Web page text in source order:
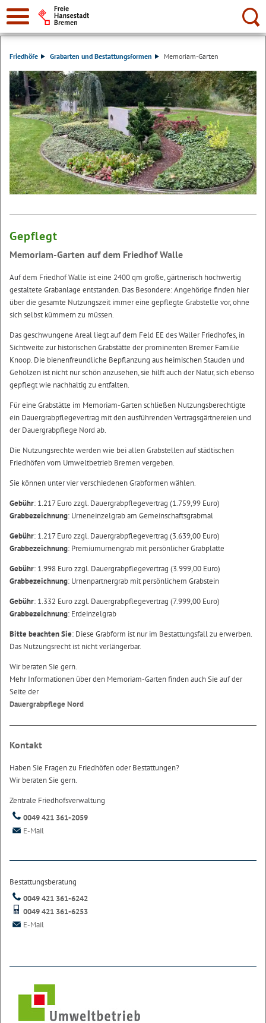
Suche:
Friedhöfe Grabarten und Bestattungsformen Memoriam-Garten
Gepflegt
Memoriam-Garten auf dem Friedhof Walle
Auf dem Friedhof Walle ist eine 2400 qm große, gärtnerisch hochwertig
gestaltete Grabanlage entstanden. Das Besondere: Angehörige finden hier
über die gesamte Nutzungszeit immer eine gepflegte Grabstelle vor, ohne
sich selbst kümmern zu müssen.
Das geschwungene Areal liegt auf dem Feld EE des Waller Friedhofes, in
Sichtweite zur historischen Grabstätte der prominenten Bremer Familie
Knoop. Die bienenfreundliche Bepflanzung aus heimischen Stauden und
Gehölzen ist nicht nur schön anzusehen, sie hilft auch der Natur, sich ebenso
gepflegt wie nachhaltig zu entfalten.
Für eine Grabstätte im Memoriam-Garten schließen Nutzungsberechtigte
ein Dauergrabpflegevertrag mit den ausführenden Vertragsgärtnereien und
der Dauergrabpflege Nord ab.
Die Nutzungsrechte werden wie bei allen Grabstellen auf städtischen
Friedhöfen vom Umweltbetrieb Bremen vergeben.
Sie können unter vier verschiedenen Grabformen wählen.
Gebühr: 1.217 Euro zzgl. Dauergrabpflegevertrag (1.759,99 Euro)
Grabbezeichnung: Urneneinzelgrab am Gemeinschaftsgrabmal
Gebühr: 1.217 Euro zzgl. Dauergrabpflegevertrag (3.639,00 Euro)
Grabbezeichnung: Premiumurnengrab mit persönlicher Grabplatte
Gebühr: 1.998 Euro zzgl. Dauergrabpflegevertrag (3.999,00 Euro)
Grabbezeichnung: Urnenpartnergrab mit persönlichem Grabstein
Gebühr: 1.332 Euro zzgl. Dauergrabpflegevertrag (7.999,00 Euro)
Grabbezeichnung: Erdeinzelgrab
Bitte beachten Sie: Diese Grabform ist nur im Bestattungsfall zu erwerben.
Das Nutzungsrecht ist nicht verlängerbar.
Wir beraten Sie gern.
Mehr Informationen über den Memoriam-Garten finden auch Sie auf der
Seite der
Dauergrabpflege Nord
Kontakt
Haben Sie Fragen zu Friedhöfen oder Bestattungen?
Wir beraten Sie gern.
Zentrale Friedhofsverwaltung
0049 421 361-2059
E-Mail
Bestattungsberatung
0049 421 361-6242
0049 421 361-6253
E-Mail